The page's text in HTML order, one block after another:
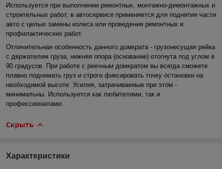
Используется при выполнении ремонтных, монтажно-демонтажных и
строительных работ, в автосервисе применяется для поднятия части
авто с целью замены колеса или проведения ремонтных и
профилактических работ.
Отличительная особенность данного домкрата - грузонесущая рейка
с держателем груза, нижняя опора (основание) отогнута под углом в
90 градусов. При работе с реечным домкратом вы всегда сможете
плавно поднимать груз и строго фиксировать точку остановки на
необходимой высоте. Усилия, затрачиваемые при этом -
минимальны. Используется как любителями, так и
профессионалами.
Скрыть
Характеристики